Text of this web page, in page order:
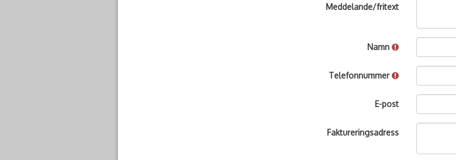
Meddelande/fritext
Namn
Telefonnummer
E-post
Faktureringsadress